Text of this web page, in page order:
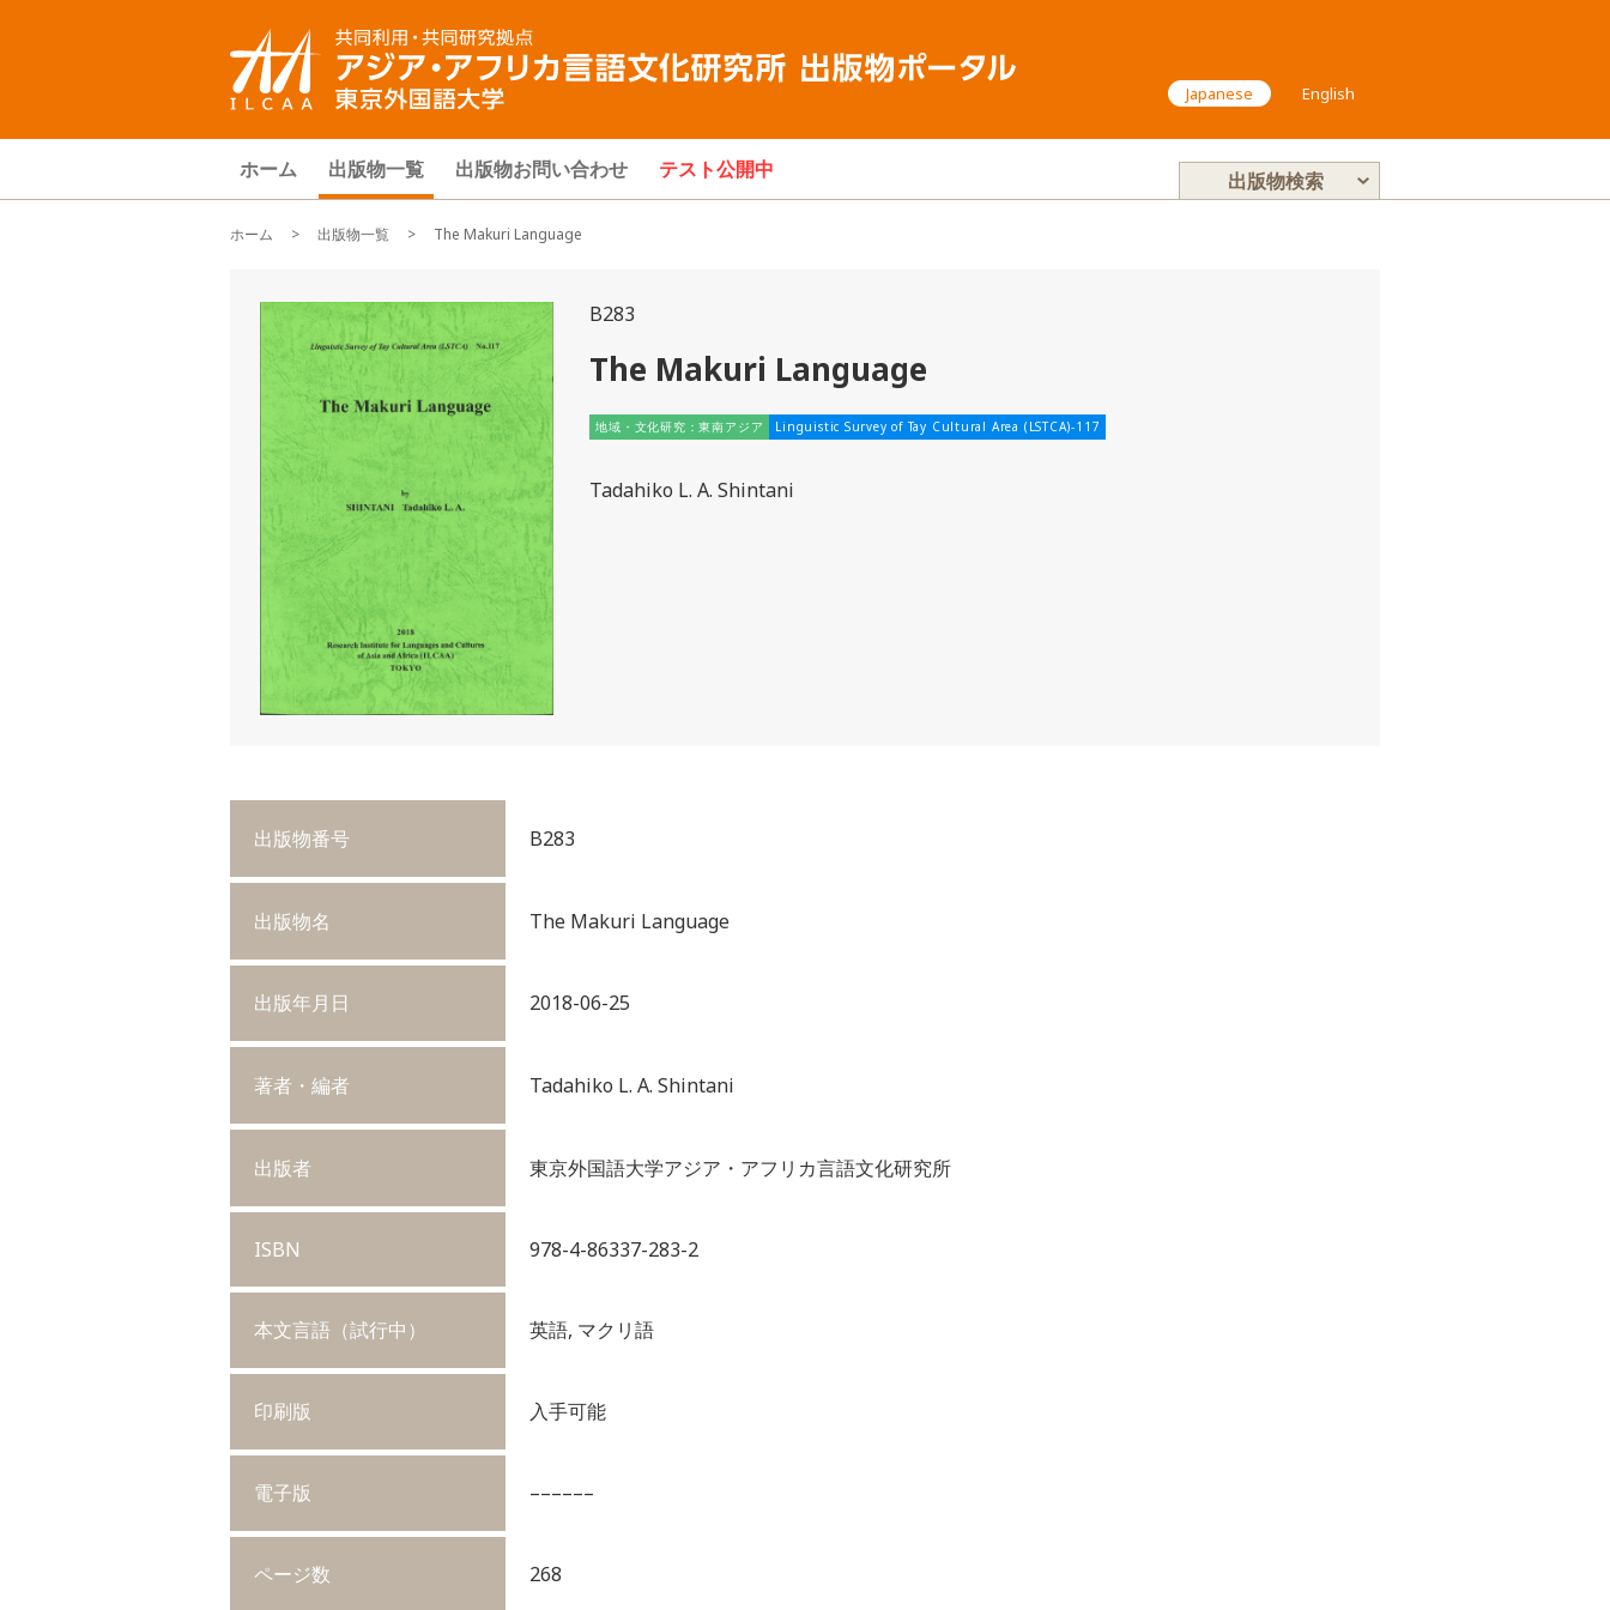
Japanese English
ホーム 出版物一覧 出版物お問い合わせ テスト公開中 出版物検索
ホーム > 出版物一覧 > The Makuri Language
B283
The Makuri Language
地域・文化研究：東南アジア Linguistic Survey of Tay Cultural Area (LSTCA)-117
Tadahiko L. A. Shintani
出版物番号 B283
出版物名 The Makuri Language
出版年月日 2018-06-25
著者・編者 Tadahiko L. A. Shintani
出版者 東京外国語大学アジア・アフリカ言語文化研究所
ISBN 978-4-86337-283-2
本文言語（試行中） 英語, マクリ語
印刷版 入手可能
電子版 ––––––
ページ数 268